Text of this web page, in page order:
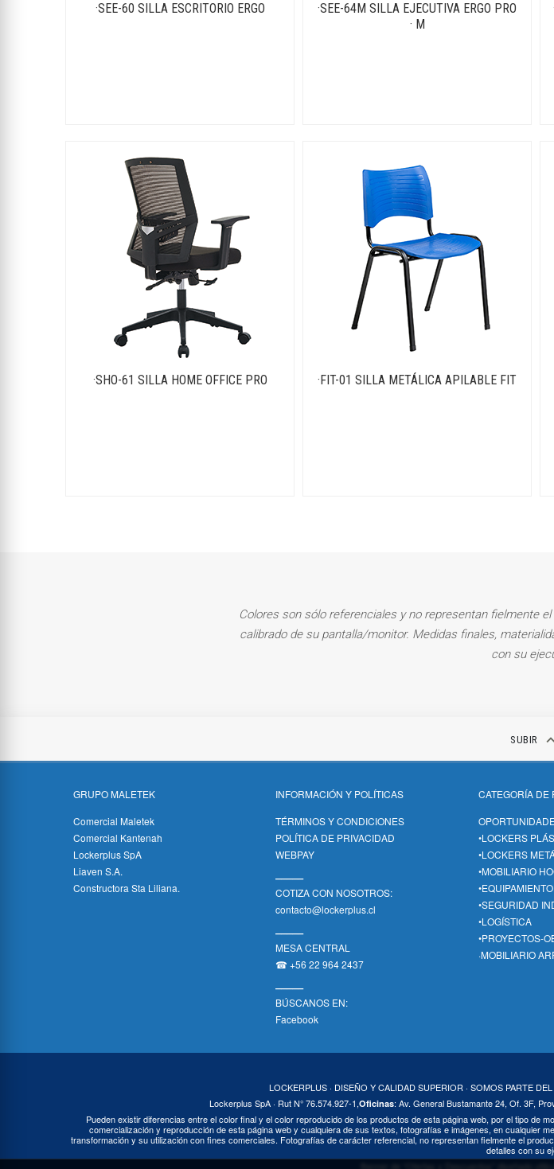
·SEE-60 SILLA ESCRITORIO ERGO
·SEE-64M SILLA EJECUTIVA ERGO PRO
· M
·SHO-61 SILLA HOME OFFICE PRO ·FIT-01 SILLA METÁLICA APILABLE FIT
Colores son sólo referenciales y no representan fielmente
calibrado de su pantalla/monitor. Medidas finales,
con su
SUBIR
GRUPO MALETEK
Comercial Maletek
Comercial Kantenah
Lockerplus SpA
Liaven S.A.
Constructora Sta Liliana.
INFORMACIÓN Y POLÍTICAS
TÉRMINOS Y CONDICIONES
POLÍTICA DE PRIVACIDAD
WEBPAY
COTIZA CON NOSOTROS:
contacto@lockerplus.cl
MESA CENTRAL
☎ +56 22 964 2437
BÚSCANOS EN:
Facebook
CATEGORÍA DE
•LOCKERS
•LOCKERS
•MOBILIARIO
•SEGURIDAD
•LOGÍSTICA
•PROYECTOS-
·MOBILIARIO
LOCKERPLUS · DISEÑO Y CALIDAD SUPERIOR · SOMOS PARTE
Lockerplus SpA · Rut N° 76.574.927-1,Oficinas: Av. General Bustamante 24, Of. 3F,
Pueden existir diferencias entre el color final y el color reproducido de los productos de esta página web, por el tipo de
comercialización y reproducción de esta página web y cualquiera de sus textos, fotografías e imágenes, en cualquier
transformación y su utilización con fines comerciales. Fotografías de carácter referencial, no representan fielmente el
detalles con su